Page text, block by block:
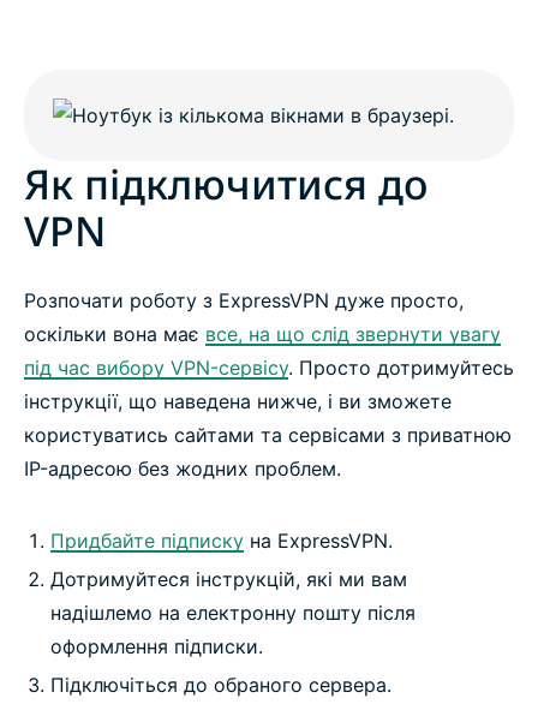
Як підключитися до
VPN
Розпочати роботу з ExpressVPN дуже просто,
оскільки вона має все, на що слід звернути увагу
під час вибору VPN-сервісу. Просто дотримуйтесь
інструкції, що наведена нижче, і ви зможете
користуватись сайтами та сервісами з приватною
IP-адресою без жодних проблем.
Придбайте підписку на ExpressVPN.
Дотримуйтеся інструкцій, які ми вам
надішлемо на електронну пошту після
оформлення підписки.
Підключіться до обраного сервера.